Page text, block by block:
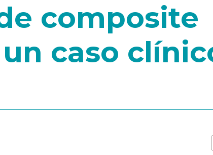
composite
caso